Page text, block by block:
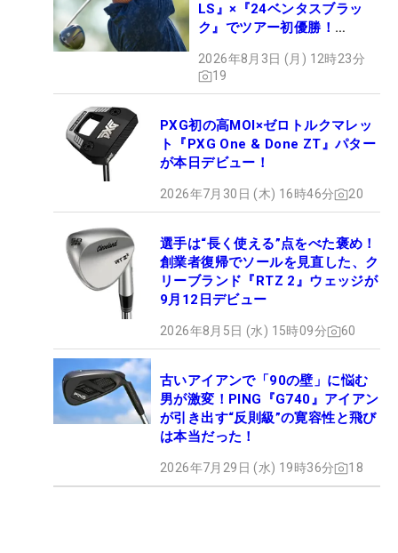
LS』×『24ベンタスブラッ
ク』でツアー初優勝！
2026年8月3日 (月) 12時23分
19
PXG初の高MOI×ゼロトルクマレッ
ト『PXG One & Done ZT』パター
が本日デビュー！
2026年7月30日 (木) 16時46分 20
選手は“長く使える”点をべた褒め！
創業者復帰でソールを見直した、ク
リーブランド『RTZ 2』ウェッジが
9月12日デビュー
2026年8月5日 (水) 15時09分 60
古いアイアンで「90の壁」に悩む
男が激変！PING『G740』アイアン
が引き出す“反則級”の寛容性と飛び
は本当だった！
2026年7月29日 (水) 19時36分 18